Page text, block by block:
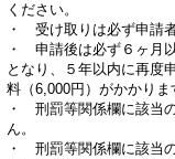
ください。
・ 受け取りは必ず申請
・ 申請後は必ず６ヶ月
となり、５年以内に再度
料（6,000円）がかかりま
・ 刑罰等関係欄に該当
ん。
・ 刑罰等関係欄に該当